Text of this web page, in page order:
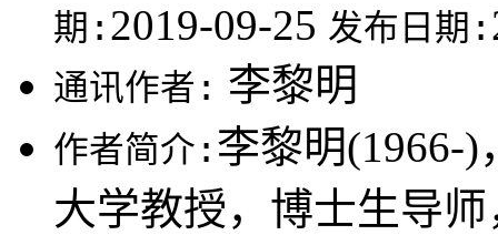
期: 2019-09-25 发布日期:
通讯作者: 李黎明
作者简介: 李黎明(1966-
大学教授，博士生导